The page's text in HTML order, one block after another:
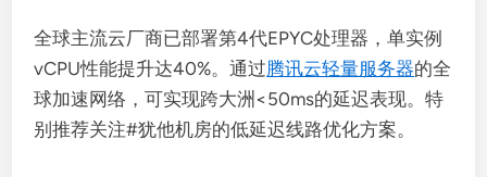
全球主流云厂商已部署第4代EPYC处理器，单实例
vCPU性能提升达40%。通过腾讯云轻量服务器的全
球加速网络，可实现跨大洲<50ms的延迟表现。特
别推荐关注#犹他机房的低延迟线路优化方案。